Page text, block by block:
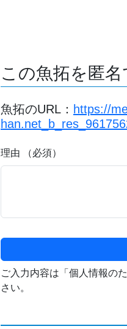
この魚拓を匿
魚拓のURL： https://
理由 （必須）
ご入力内容は「個人情報の
さい。